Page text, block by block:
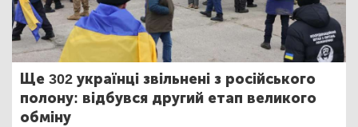
Ще 302 українці звільнені з російського
полону: відбувся другий етап великого
обміну